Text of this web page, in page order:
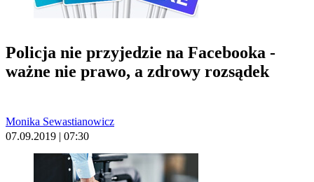
Policja nie przyjedzie na Facebooka -
ważne nie prawo, a zdrowy rozsądek
Monika Sewastianowicz
07.09.2019 | 07:30